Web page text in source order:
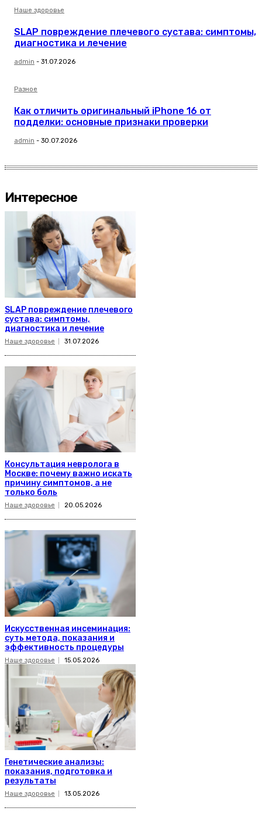
Наше здоровье
SLAP повреждение плечевого сустава: симптомы,
диагностика и лечение
admin - 31.07.2026
Разное
Как отличить оригинальный iPhone 16 от
подделки: основные признаки проверки
admin - 30.07.2026
Интересное
SLAP повреждение плечевого
сустава: симптомы,
диагностика и лечение
Наше здоровье 31.07.2026
Консультация невролога в
Москве: почему важно искать
причину симптомов, а не
только боль
Наше здоровье 20.05.2026
Искусственная инсеминация:
суть метода, показания и
эффективность процедуры
Наше здоровье 15.05.2026
Генетические анализы:
показания, подготовка и
результаты
Наше здоровье 13.05.2026